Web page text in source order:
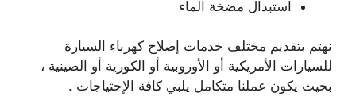
استبدال مضخة الماء
نهتم بتقديم مختلف خدمات إصلاح كهرباء السيارة
للسيارات الأمريكية أو الأوروبية أو الكورية أو الصينية ،
بحيث يكون عملنا متكامل يلبي كافة الإحتياجات .